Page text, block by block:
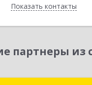
Показать контакты
Назад
партнеры из